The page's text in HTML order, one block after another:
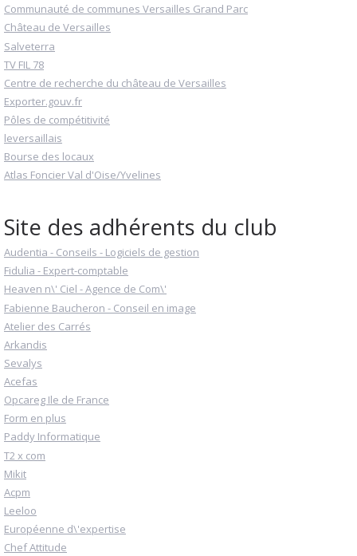
Communauté de communes Versailles Grand Parc
Château de Versailles
Salveterra
TV FIL 78
Centre de recherche du château de Versailles
Exporter.gouv.fr
Pôles de compétitivité
leversaillais
Bourse des locaux
Atlas Foncier Val d'Oise/Yvelines
Site des adhérents du club
Audentia - Conseils - Logiciels de gestion
Fidulia - Expert-comptable
Heaven n\' Ciel - Agence de Com\'
Fabienne Baucheron - Conseil en image
Atelier des Carrés
Arkandis
Sevalys
Acefas
Opcareg Ile de France
Form en plus
Paddy Informatique
T2 x com
Mikit
Acpm
Leeloo
Européenne d\'expertise
Chef Attitude